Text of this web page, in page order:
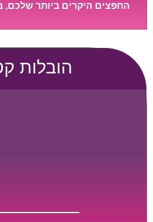
החפצים היקרים ביותר שלכם,
וללא נזקים מיותרים, אשר תקל
הובלות